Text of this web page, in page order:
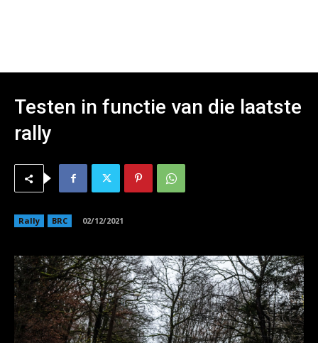
Testen in functie van die laatste
rally
Rally BRC 02/12/2021